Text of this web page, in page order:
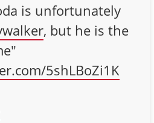
is unfortunately
, but he is the
5shLBoZi1K